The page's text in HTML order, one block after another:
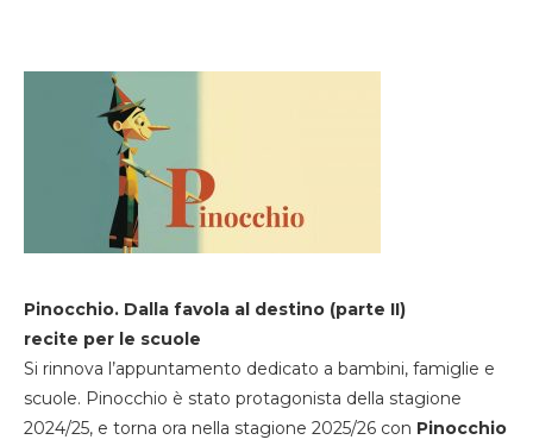
Pinocchio. Dalla favola al destino (parte II)
recite per le scuole
Si rinnova l’appuntamento dedicato a bambini, famiglie e
scuole. Pinocchio è stato protagonista della stagione
2024/25, e torna ora nella stagione 2025/26 con Pinocchio